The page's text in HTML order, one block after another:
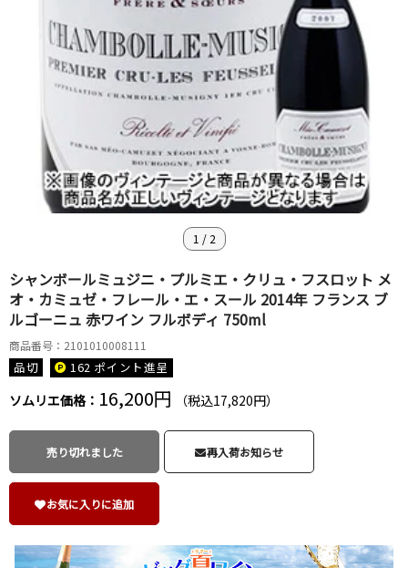
1 / 2
シャンボールミュジニ・プルミエ・クリュ・フスロット メ
オ・カミュゼ・フレール・エ・スール 2014年 フランス ブ
ルゴーニュ 赤ワイン フルボディ 750ml
商品番号：2101010008111
品切 162 ポイント進呈
ソムリエ価格： 16,200円 （税込17,820円）
売り切れました 再入荷お知らせ
お気に入りに追加